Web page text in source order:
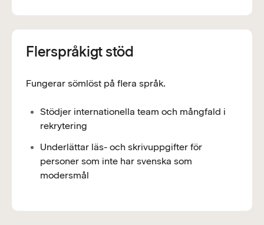
Flerspråkigt stöd
Fungerar sömlöst på flera språk.
Stödjer internationella team och mångfald i
rekrytering
Underlättar läs- och skrivuppgifter för
personer som inte har svenska som
modersmål